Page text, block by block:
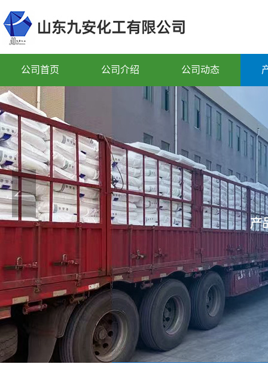
公司首页 公司介绍 公司动态